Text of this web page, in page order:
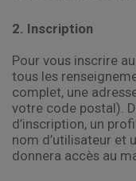
2. Inscription
Pour vous inscrire
tous les
complet, une
votre code postal).
d’inscription, un
nom d’utilisateur et
donnera accès au